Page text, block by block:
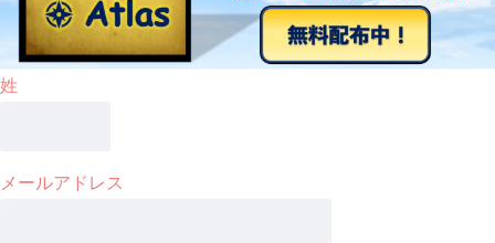
姓
メールアドレス